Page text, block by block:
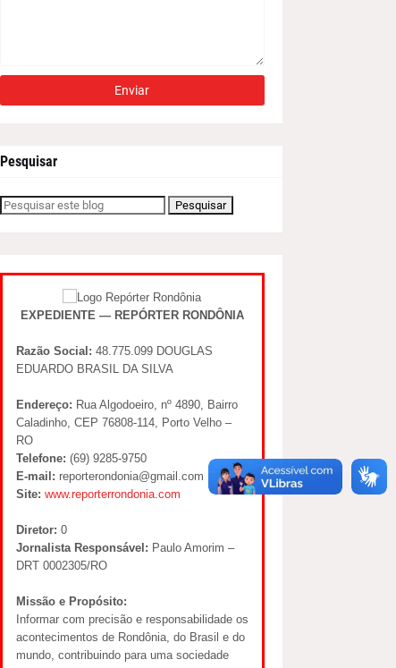
Pesquisar
EXPEDIENTE — REPÓRTER RONDÔNIA
Razão Social: 48.775.099 DOUGLAS
EDUARDO BRASIL DA SILVA
Endereço: Rua Algodoeiro, nº 4890, Bairro
Caladinho, CEP 76808-114, Porto Velho –
RO
Telefone: (69) 9285-9750
E-mail: reporterondonia@gmail.com
Site: www.reporterrondonia.com
Diretor: 0
Jornalista Responsável: Paulo Amorim –
DRT 0002305/RO
Missão e Propósito:
Informar com precisão e responsabilidade os
acontecimentos de Rondônia, do Brasil e do
mundo, contribuindo para uma sociedade